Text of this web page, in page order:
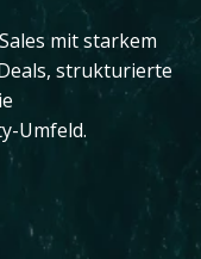
mit starkem
strukturierte
Umfeld.